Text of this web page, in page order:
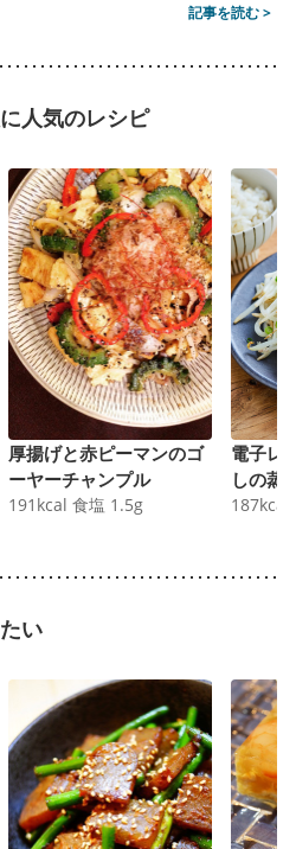
記事を読む >
人気のレシピ
厚揚げと赤ピーマンのゴ
ーヤーチャンプル
191 kcal 食塩 1.5g
電子レ
しの蒸
187kcal
い